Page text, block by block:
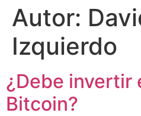
Autor:
Izquierdo
¿Debe invertir
Bitcoin?